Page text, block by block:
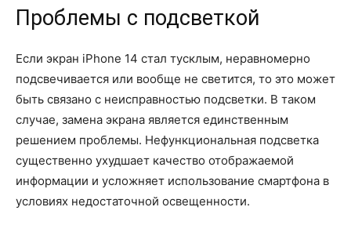
Проблемы с подсветкой
Если экран iPhone 14 стал тусклым, неравномерно
подсвечивается или вообще не светится, то это может
быть связано с неисправностью подсветки. В таком
случае, замена экрана является единственным
решением проблемы. Нефункциональная подсветка
существенно ухудшает качество отображаемой
информации и усложняет использование смартфона в
условиях недостаточной освещенности.